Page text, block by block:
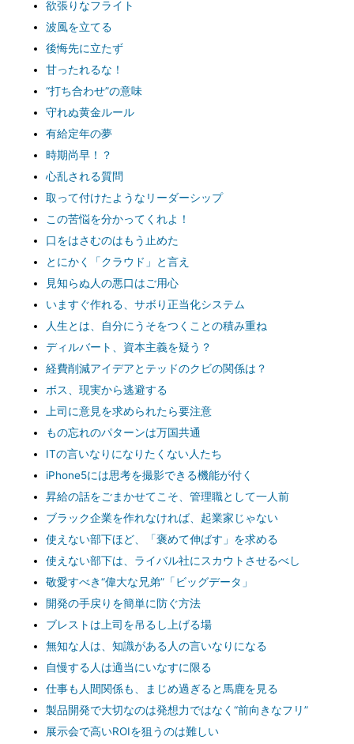
欲張りなフライト
波風を立てる
後悔先に立たず
甘ったれるな！
“打ち合わせ”の意味
守れぬ黄金ルール
有給定年の夢
時期尚早！？
心乱される質問
取って付けたようなリーダーシップ
この苦悩を分かってくれよ！
口をはさむのはもう止めた
とにかく「クラウド」と言え
見知らぬ人の悪口はご用心
いますぐ作れる、サボり正当化システム
人生とは、自分にうそをつくことの積み重ね
ディルバート、資本主義を疑う？
経費削減アイデアとテッドのクビの関係は？
ボス、現実から逃避する
上司に意見を求められたら要注意
もの忘れのパターンは万国共通
ITの言いなりになりたくない人たち
iPhone5には思考を撮影できる機能が付く
昇給の話をごまかせてこそ、管理職として一人前
ブラック企業を作れなければ、起業家じゃない
使えない部下ほど、「褒めて伸ばす」を求める
使えない部下は、ライバル社にスカウトさせるべし
敬愛すべき“偉大な兄弟”「ビッグデータ」
開発の手戻りを簡単に防ぐ方法
ブレストは上司を吊るし上げる場
無知な人は、知識がある人の言いなりになる
自慢する人は適当にいなすに限る
仕事も人間関係も、まじめ過ぎると馬鹿を見る
製品開発で大切なのは発想力ではなく“前向きなフリ”
展示会で高いROIを狙うのは難しい